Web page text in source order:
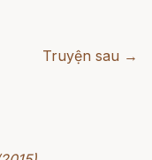
Truyện sau →